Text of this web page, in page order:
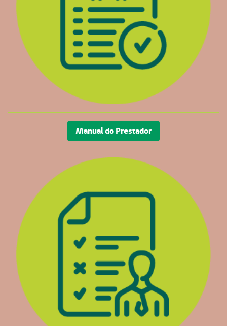
Manual do Prestador